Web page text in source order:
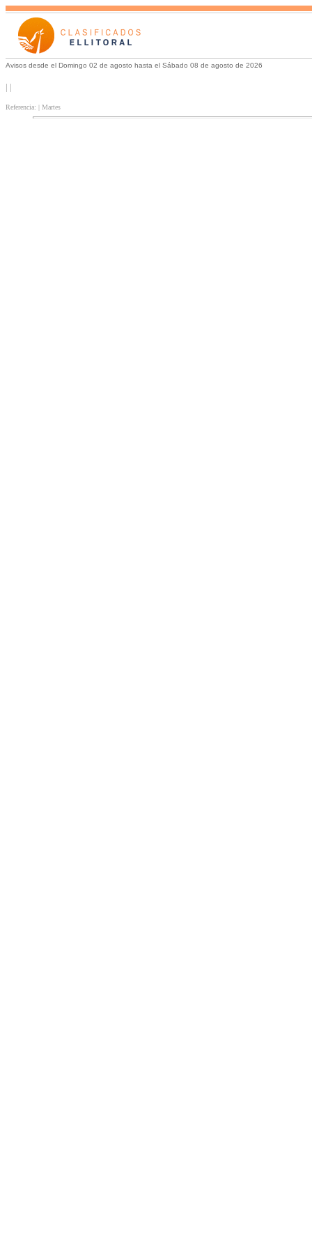
Avisos desde el Domingo 02 de agosto hasta el Sábado 08 de agosto de 2026
| |
Referencia: | Martes